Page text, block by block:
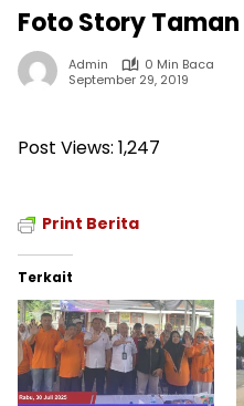
Foto Story
Admin
0 Min Baca
September 29, 2019
Post Views: 1,247
Print Berita
Terkait